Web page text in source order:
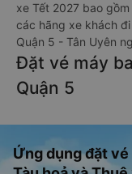
xe Tết 2027 bao
các hãng xe khách
Quận 5 - Tân Uyên
Đặt vé máy
Quận 5
Ứng dụng đặt vé